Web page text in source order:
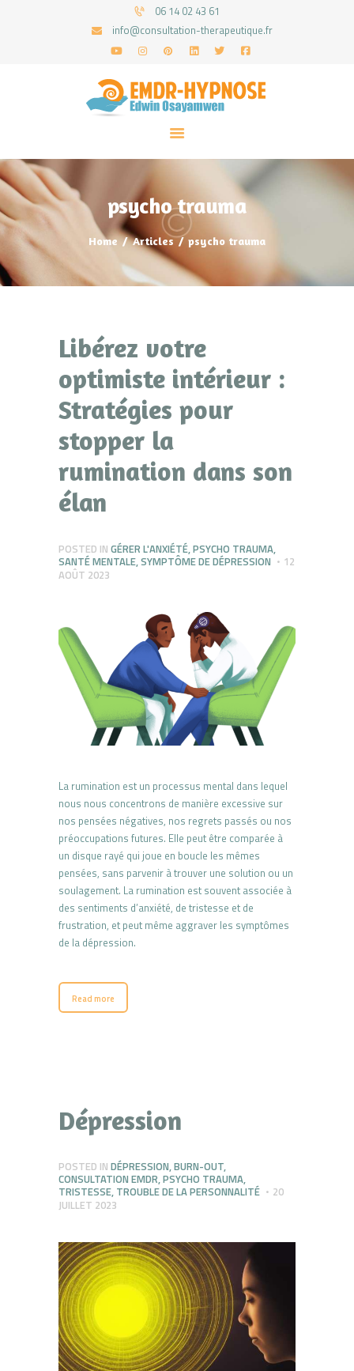
06 14 02 43 61
info@consultation-therapeutique.fr
psycho trauma
Home Articles psycho trauma
ACCUEIL
MON APPROCHE
ARTICLES
CONSULTATIONS
PRENEZ UN RDV
Libérez votre
optimiste intérieur :
Stratégies pour
stopper la
rumination dans son
élan
POSTED IN GÉRER L'ANXIÉTÉ,PSYCHO TRAUMA,
SANTÉ MENTALE,SYMPTÔME DE DÉPRESSION
12
AOÛT 2023
La rumination est un processus mental dans lequel
nous nous concentrons de manière excessive sur
nos pensées négatives, nos regrets passés ou nos
préoccupations futures. Elle peut être comparée à
un disque rayé qui joue en boucle les mêmes
pensées, sans parvenir à trouver une solution ou un
soulagement. La rumination est souvent associée à
des sentiments d’anxiété, de tristesse et de
frustration, et peut même aggraver les symptômes
de la dépression.
Read more
Dépression
POSTED IN DÉPRESSION,BURN-OUT,
CONSULTATION EMDR,PSYCHO TRAUMA,
TRISTESSE, TROUBLE DE LA PERSONNALITÉ
20
JUILLET 2023